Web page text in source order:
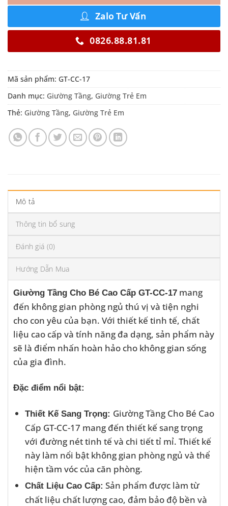
Zalo Tư Vấn
0826.88.81.81
Mã sản phẩm: GT-CC-17
Danh mục: Giường Tầng, Giường Trẻ Em
Thẻ: Giường Tầng, Giường Trẻ Em
Mô tả
Thông tin bổ sung
Đánh giá (0)
Hướng Dẫn Mua
Giường Tầng Cho Bé Cao Cấp GT-CC-17 mang
đến không gian phòng ngủ thú vị và tiện nghi
cho con yêu của bạn. Với thiết kế tinh tế, chất
liệu cao cấp và tính năng đa dạng, sản phẩm này
sẽ là điểm nhấn hoàn hảo cho không gian sống
của gia đình.
Đặc điểm nổi bật:
Thiết Kế Sang Trọng: Giường Tầng Cho Bé Cao
Cấp GT-CC-17 mang đến thiết kế sang trọng
với đường nét tinh tế và chi tiết tỉ mỉ. Thiết kế
này làm nổi bật không gian phòng ngủ và thể
hiện tầm vóc của căn phòng.
Chất Liệu Cao Cấp: Sản phẩm được làm từ
chất liệu chất lượng cao, đảm bảo độ bền và